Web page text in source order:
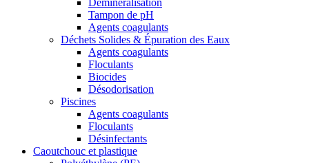
Déminéralisation
Tampon de pH
Agents coagulants
Déchets Solides & Épuration des Eaux
Agents coagulants
Floculants
Biocides
Désodorisation
Piscines
Agents coagulants
Floculants
Désinfectants
Caoutchouc et plastique